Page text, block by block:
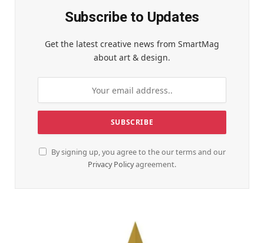
Subscribe to Updates
Get the latest creative news from SmartMag
about art & design.
By signing up, you agree to the our terms and our
Privacy Policyagreement.